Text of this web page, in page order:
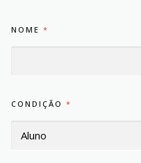
NOME *
CONDIÇÃO *